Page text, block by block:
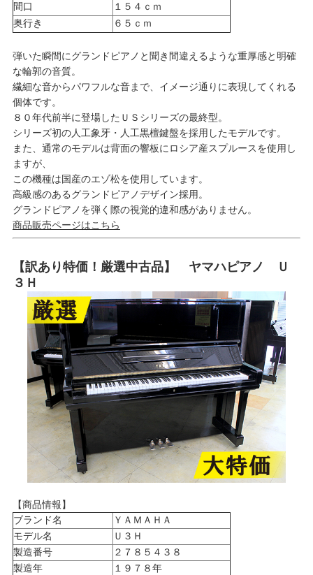
間口
１５４ｃｍ
奥行き
６５ｃｍ
弾いた瞬間にグランドピアノと聞き間違えるような重厚感と明確
な輪郭の音質。
繊細な音からパワフルな音まで、イメージ通りに表現してくれる
個体です。
８０年代前半に登場したＵＳシリーズの最終型。
シリーズ初の人工象牙・人工黒檀鍵盤を採用したモデルです。
また、通常のモデルは背面の響板にロシア産スプルースを使用し
ますが、
この機種は国産のエゾ松を使用しています。
高級感のあるグランドピアノデザイン採用。
グランドピアノを弾く際の視覚的違和感がありません。
商品販売ページはこちら
【訳あり特価！厳選中古品】 ヤマハピアノ Ｕ
３Ｈ
【商品情報】
ブランド名
ＹＡＭＡＨＡ
モデル名
Ｕ３Ｈ
製造番号
２７８５４３８
製造年
１９７８年